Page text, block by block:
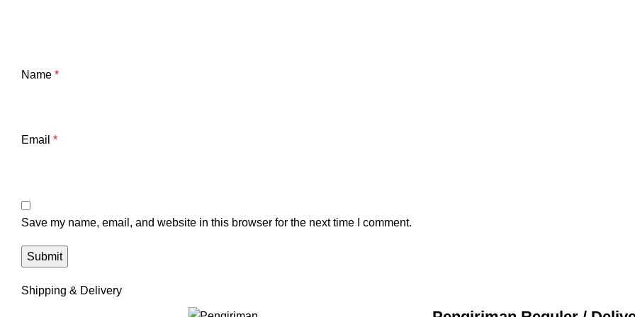
Name *
Email *
Save my name, email, and website in this browser for the next time I comment.
Shipping & Delivery